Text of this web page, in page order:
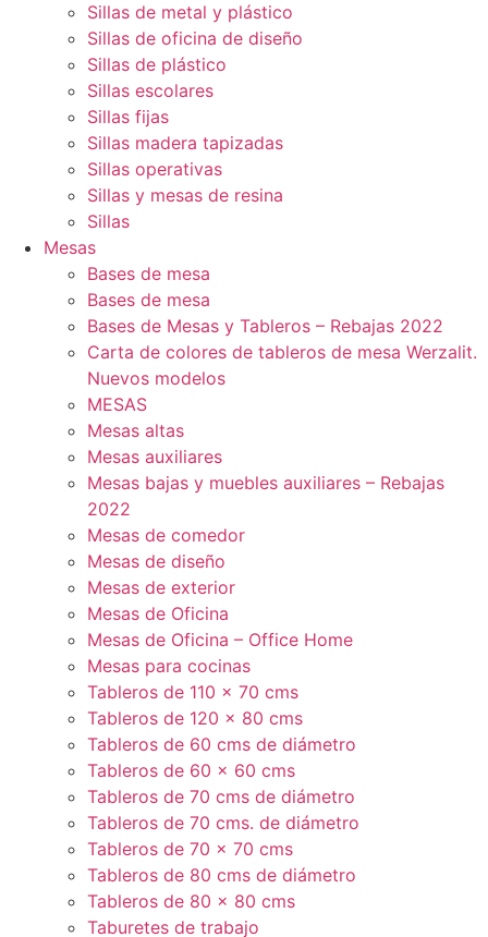
Sillas de metal y plástico
Sillas de oficina de diseño
Sillas de plástico
Sillas escolares
Sillas fijas
Sillas madera tapizadas
Sillas operativas
Sillas y mesas de resina
Sillas
Mesas
Bases de mesa
Bases de mesa
Bases de Mesas y Tableros – Rebajas 2022
Carta de colores de tableros de mesa Werzalit.
Nuevos modelos
MESAS
Mesas altas
Mesas auxiliares
Mesas bajas y muebles auxiliares – Rebajas
2022
Mesas de comedor
Mesas de diseño
Mesas de exterior
Mesas de Oficina
Mesas de Oficina – Office Home
Mesas para cocinas
Tableros de 110 x 70 cms
Tableros de 120 x 80 cms
Tableros de 60 cms de diámetro
Tableros de 60 x 60 cms
Tableros de 70 cms de diámetro
Tableros de 70 cms. de diámetro
Tableros de 70 x 70 cms
Tableros de 80 cms de diámetro
Tableros de 80 x 80 cms
Taburetes de trabajo